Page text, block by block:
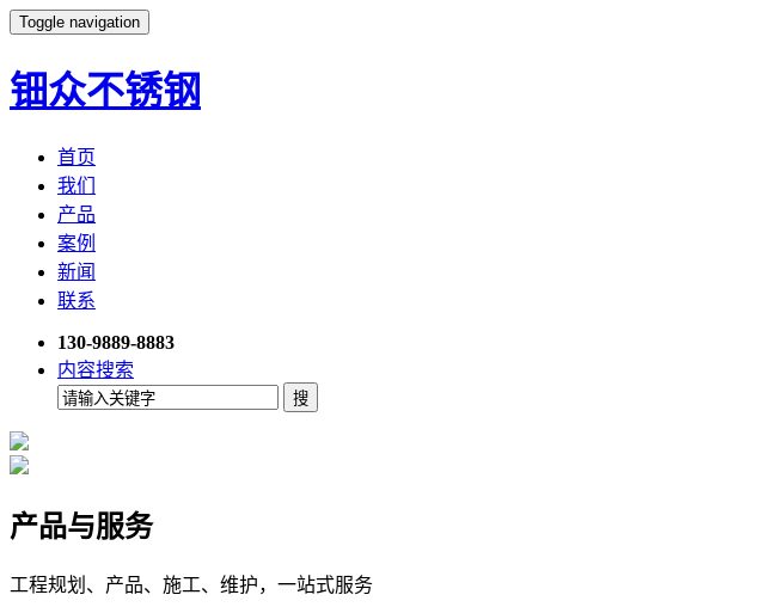
Toggle navigation
钿众不锈钢
首页
我们
产品
案例
新闻
联系
130-9889-8883
内容搜索
产品与服务
工程规划、产品、施工、维护，一站式服务